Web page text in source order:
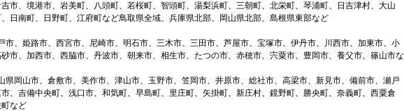
市、境港市、岩美町、八頭町、若桜町、智頭町、湯梨浜町、三朝町、北栄町、琴浦町、日吉津村、大山
日南町、日野町、江府町など鳥取県全域、兵庫県北部、岡山県北部、島根県東部など
市、姫路市、西宮市、尼崎市、明石市、三木市、三田市、芦屋市、宝塚市、伊丹市、川西市、加東市、小
市、加西市、西脇市、丹波市、朝来市、相生市、たつの市、赤穂市、宍粟市、豊岡市、養父市、篠山市な
県岡山市、倉敷市、美作市、津山市、玉野市、笠岡市、井原市、総社市、高梁市、新見市、備前市、瀬戸
、吉備中央町、浅口市、和気町、早島町、里庄町、矢掛町、新庄村、鏡野町、勝央町、奈義町、西粟倉
など